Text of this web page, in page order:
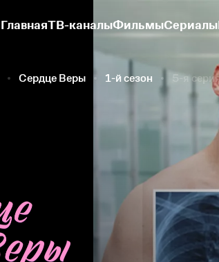
ГлавнаяТВ-каналыФильмыСериалы
Сердце Веры 1-й сезон 5-я